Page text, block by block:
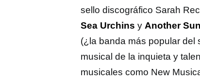
sello discográfico Sarah
Sea Urchins y Another
(¿la banda más popular del
musical de la inquieta y
musicales como New